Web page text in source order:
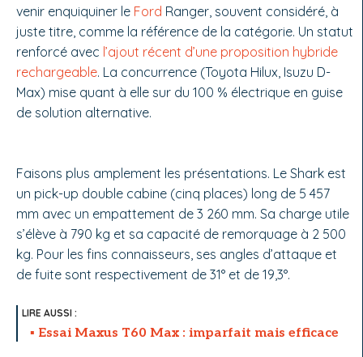
venir enquiquiner le Ford Ranger, souvent considéré, à
juste titre, comme la référence de la catégorie. Un statut
renforcé avec l’ajout récent d’une proposition hybride
rechargeable. La concurrence (Toyota Hilux, Isuzu D-
Max) mise quant à elle sur du 100 % électrique en guise
de solution alternative.
Faisons plus amplement les présentations. Le Shark est
un pick-up double cabine (cinq places) long de 5 457
mm avec un empattement de 3 260 mm. Sa charge utile
s’élève à 790 kg et sa capacité de remorquage à 2 500
kg. Pour les fins connaisseurs, ses angles d’attaque et
de fuite sont respectivement de 31° et de 19,3°.
Essai Maxus T60 Max : imparfait mais efficace